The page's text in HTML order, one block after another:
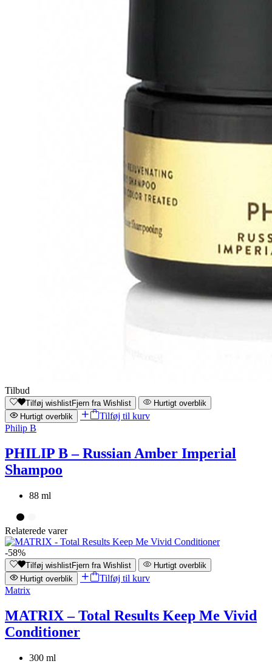
Tilbud
Tilføj wishlistFjern fra Wishlist
Hurtigt overblik
Hurtigt overblik
Tilføj til kurv
Philip B
PHILIP B – Russian Amber Imperial
Shampoo
88 ml
Relaterede varer
-58%
Tilføj wishlistFjern fra Wishlist
Hurtigt overblik
Hurtigt overblik
Tilføj til kurv
Matrix
MATRIX – Total Results Keep Me Vivid
Conditioner
300 ml